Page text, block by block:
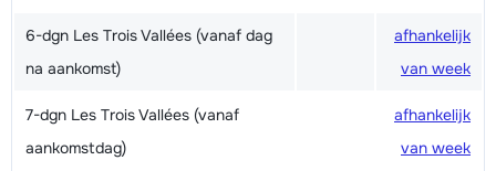
6-dgn Les Trois Vallées (vanaf dag
na aankomst)
afhankelijk
van week
7-dgn Les Trois Vallées (vanaf
aankomstdag)
afhankelijk
van week